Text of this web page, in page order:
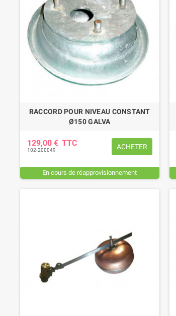
RACCORD POUR NIVEAU CONSTANT
Ø150 GALVA
129,00 € TTC
102-200049 ACHETER
En cours de réapprovisionnement